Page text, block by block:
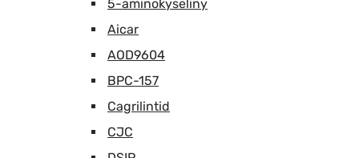
5-aminokyseliny
Aicar
AOD9604
BPC-157
Cagrilintid
CJC